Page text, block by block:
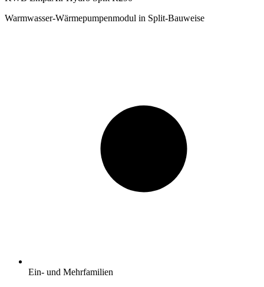
Warmwasser-Wärmepumpenmodul in Split-Bauweise
Ein- und Mehrfamilien